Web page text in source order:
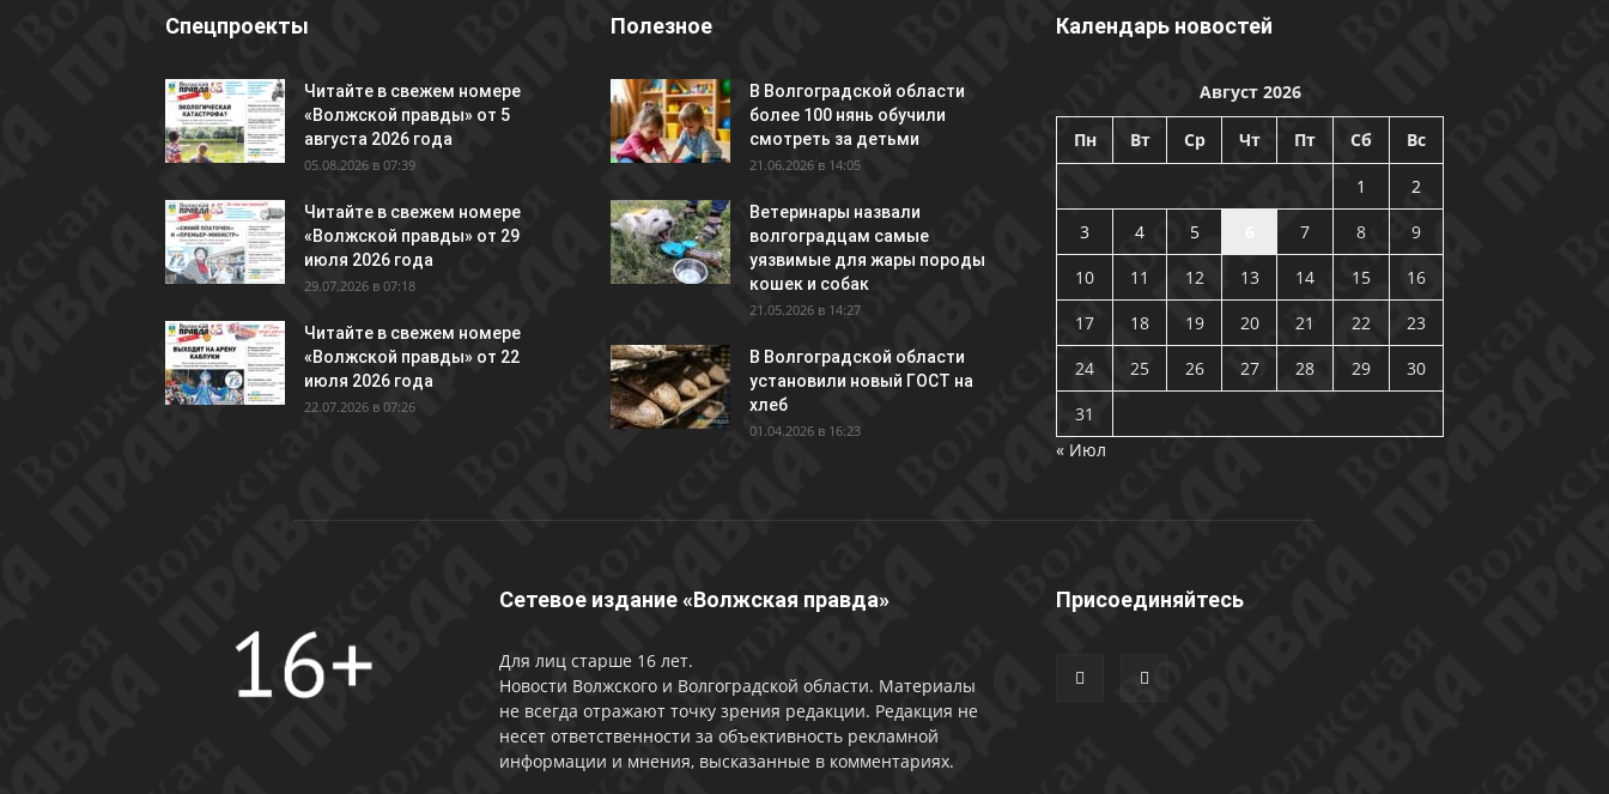
Спецпроекты
Читайте в свежем номере
«Волжской правды» от 5
августа 2026 года
05.08.2026 в 07:39
Читайте в свежем номере
«Волжской правды» от 29
июля 2026 года
29.07.2026 в 07:18
Читайте в свежем номере
«Волжской правды» от 22
июля 2026 года
22.07.2026 в 07:26
Полезное
В Волгоградской области
более 100 нянь обучили
смотреть за детьми
21.06.2026 в 14:05
Ветеринары назвали
волгоградцам самые
уязвимые для жары породы
кошек и собак
21.05.2026 в 14:27
В Волгоградской области
установили новый ГОСТ на
хлеб
01.04.2026 в 16:23
Календарь новостей
Август 2026
Пн Вт Ср Чт Пт Сб Вс
1
2
3
4 5 7 8
9
10
11 12 13 14 15
16
17
18 19 20 21 22
23
24
25 26 27 28 29
30
31
« Июл
Сетевое издание «Волжская правда»
Для лиц старше 16 лет.
Новости Волжского и Волгоградской области. Материалы
не всегда отражают точку зрения редакции. Редакция не
несет ответственности за объективность рекламной
информации и мнения, высказанные в комментариях.
Присоединяйтесь